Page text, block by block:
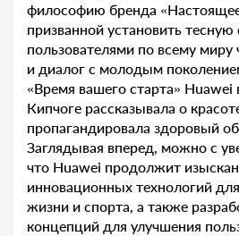
философию бренда
призванной установить тесную
пользователями по всему миру
и диалог с молодым
«Время вашего старта»
Кипчоге рассказывала о
пропагандировала здоровый
Заглядывая вперед, можно с
что Huawei продолжит
инновационных технологий
жизни и спорта, а также
концепций для улучшения